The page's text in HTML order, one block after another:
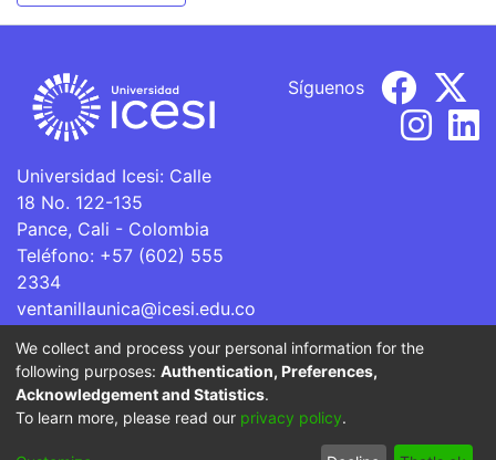
Universidad Icesi: Calle
18 No. 122-135
Pance, Cali - Colombia
Teléfono: +57 (602) 555
2334
ventanillaunica@icesi.edu.co
Síguenos
La Universidad Icesi es una Institución de Educación
Superior que se encuentra sujeta a inspección y vigilancia
por parte del Ministerio de Educación Nacional.
Cookie End User Send
We collect and process your personal information for the
following purposes: Authentication, Preferences,
Acknowledgement and Statistics.
To learn more, please read our privacy policy.